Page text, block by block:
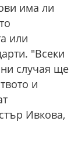
има ли
или
"Всеки
случая ще
и
Ивкова,